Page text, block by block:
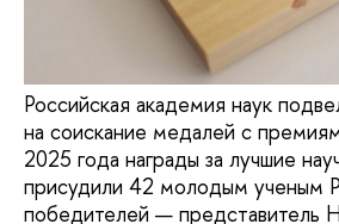
Российская академия наук
на соискание медалей с
2025 года награды за лучшие
присудили 42 молодым ученым
победителей —